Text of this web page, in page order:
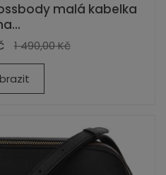
malá kabelka
1 490,00 Kč